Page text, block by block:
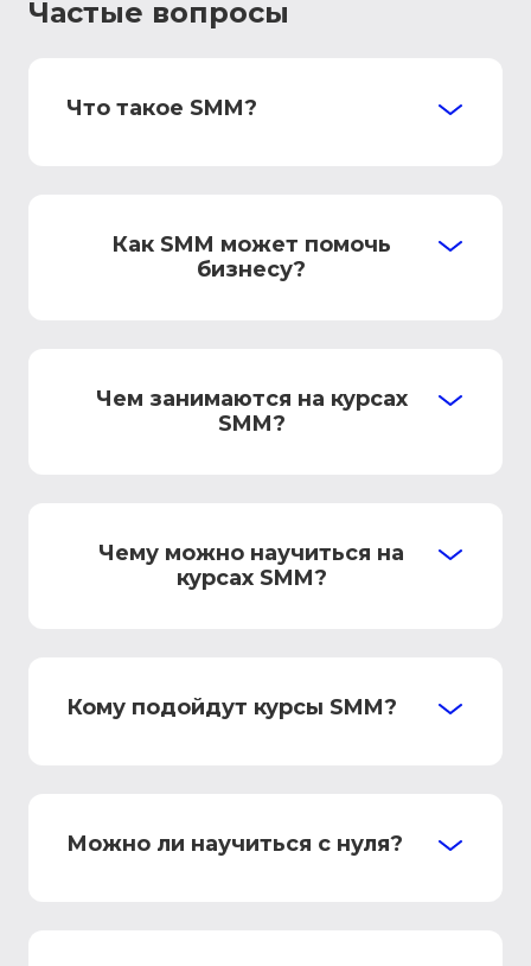
Частые вопросы
Что такое SMM?
Как SMM может помочь
бизнесу?
Чем занимаются на курсах
SMM?
Чему можно научиться на
курсах SMM?
Кому подойдут курсы SMM?
Можно ли научиться с нуля?